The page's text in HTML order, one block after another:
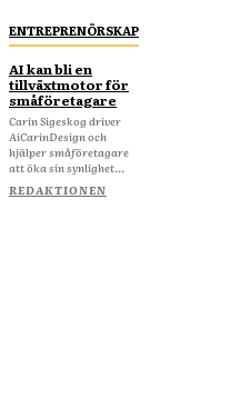
ENTREPRENÖRSKAP
AI kan bli en
tillväxtmotor för
småföretagare
Carin Sigeskog driver
AiCarinDesign och
hjälper småföretagare
att öka sin synlighet...
REDAKTIONEN